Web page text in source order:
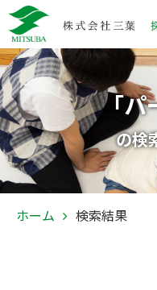
「パ
の検
ホーム 検索結果